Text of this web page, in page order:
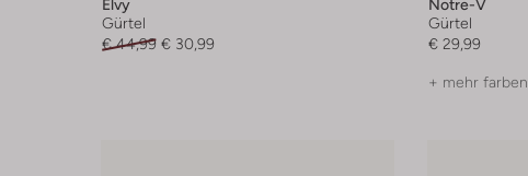
Elvy
Gürtel
€ 44,99 € 30,99
Notre-V
Gürtel
€ 29,99
+ mehr farben